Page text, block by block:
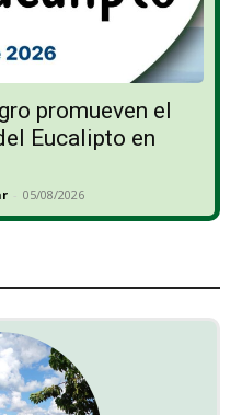
promueven el
Eucalipto en
- 05/08/2026